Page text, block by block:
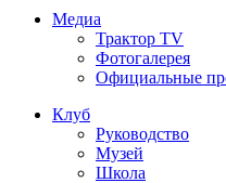
Медиа
Трактор TV
Фотогалерея
Официальные
Клуб
Руководство
Музей
Школа